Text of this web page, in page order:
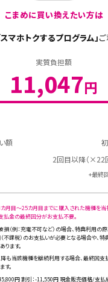
こまめに買い換えたい方は
マホトクするプログラム｣
実質負担額
11,047円
額
2回目以降（×22
+最終
月目～25カ月目までに購入された機種を
払金の最終回分がお支払不要。
損（例：充電不可など）の場合、特典利用の
不課税）のお支払いが必要となる場合や、
ります。
も当該機種を継続利用する場合、最終回支
す。
円 割引：-11,550円 現金販売価格/支払